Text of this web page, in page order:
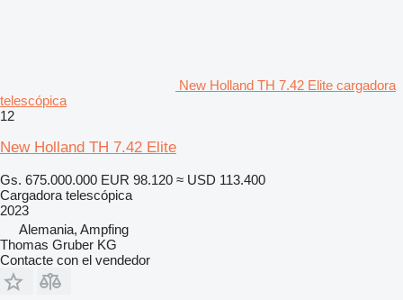
New Holland TH 7.42 Elite cargadora
telescópica
12
New Holland TH 7.42 Elite
Gs. 675.000.000 EUR 98.120 ≈ USD 113.400
Cargadora telescópica
2023
Alemania, Ampfing
Thomas Gruber KG
Contacte con el vendedor